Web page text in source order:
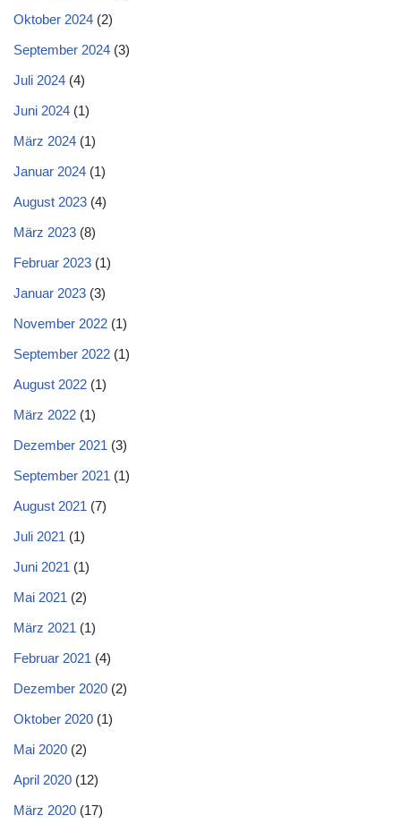
Oktober 2024 (2)
September 2024 (3)
Juli 2024 (4)
Juni 2024 (1)
März 2024 (1)
Januar 2024 (1)
August 2023 (4)
März 2023 (8)
Februar 2023 (1)
Januar 2023 (3)
November 2022 (1)
September 2022 (1)
August 2022 (1)
März 2022 (1)
Dezember 2021 (3)
September 2021 (1)
August 2021 (7)
Juli 2021 (1)
Juni 2021 (1)
Mai 2021 (2)
März 2021 (1)
Februar 2021 (4)
Dezember 2020 (2)
Oktober 2020 (1)
Mai 2020 (2)
April 2020 (12)
März 2020 (17)